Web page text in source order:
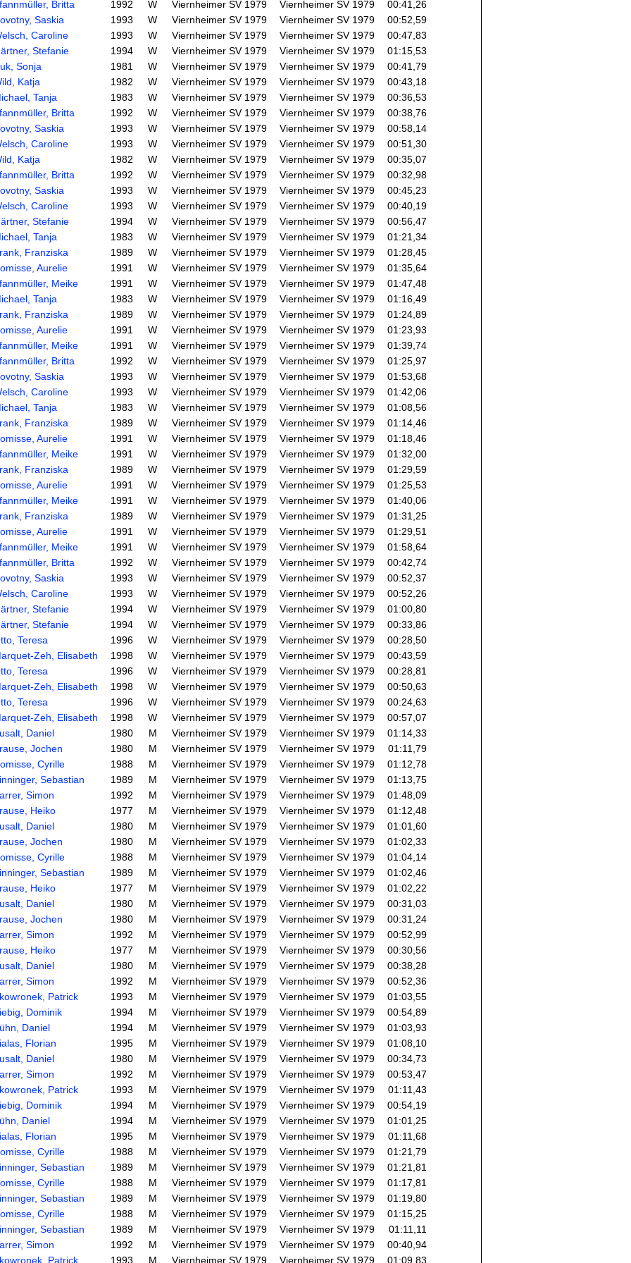
Britta 1992 W Viernheimer SV 1979 Viernheimer SV 1979
00:41,26
Saskia
1993 W Viernheimer SV 1979 Viernheimer SV 1979
00:52,59
Caroline
1993 W Viernheimer SV 1979 Viernheimer SV 1979
00:47,83
Stefanie
1994 W Viernheimer SV 1979 Viernheimer SV 1979
01:15,53
Sonja
1981 W Viernheimer SV 1979 Viernheimer SV 1979
00:41,79
Katja
1982 W Viernheimer SV 1979 Viernheimer SV 1979
00:43,18
Tanja
1983 W Viernheimer SV 1979 Viernheimer SV 1979
00:36,53
Britta
1992 W Viernheimer SV 1979 Viernheimer SV 1979
00:38,76
Saskia
1993 W Viernheimer SV 1979 Viernheimer SV 1979
00:58,14
Caroline
1993 W Viernheimer SV 1979 Viernheimer SV 1979
00:51,30
Katja
1982 W Viernheimer SV 1979 Viernheimer SV 1979
00:35,07
Britta
1992 W Viernheimer SV 1979 Viernheimer SV 1979
00:32,98
Saskia
1993 W Viernheimer SV 1979 Viernheimer SV 1979
00:45,23
Caroline
1993 W Viernheimer SV 1979 Viernheimer SV 1979
00:40,19
Stefanie
1994 W Viernheimer SV 1979 Viernheimer SV 1979
00:56,47
Tanja
1983 W Viernheimer SV 1979 Viernheimer SV 1979
01:21,34
Franziska
1989 W Viernheimer SV 1979 Viernheimer SV 1979
01:28,45
Aurelie
1991 W Viernheimer SV 1979 Viernheimer SV 1979
01:35,64
Meike
1991 W Viernheimer SV 1979 Viernheimer SV 1979
01:47,48
Tanja
1983 W Viernheimer SV 1979 Viernheimer SV 1979
01:16,49
Franziska
1989 W Viernheimer SV 1979 Viernheimer SV 1979
01:24,89
Aurelie
1991 W Viernheimer SV 1979 Viernheimer SV 1979
01:23,93
Meike
1991 W Viernheimer SV 1979 Viernheimer SV 1979
01:39,74
Britta
1992 W Viernheimer SV 1979 Viernheimer SV 1979
01:25,97
Saskia
1993 W Viernheimer SV 1979 Viernheimer SV 1979
01:53,68
Caroline
1993 W Viernheimer SV 1979 Viernheimer SV 1979
01:42,06
Tanja
1983 W Viernheimer SV 1979 Viernheimer SV 1979
01:08,56
Franziska
1989 W Viernheimer SV 1979 Viernheimer SV 1979
01:14,46
Aurelie
1991 W Viernheimer SV 1979 Viernheimer SV 1979
01:18,46
Meike
1991 W Viernheimer SV 1979 Viernheimer SV 1979
01:32,00
Franziska
1989 W Viernheimer SV 1979 Viernheimer SV 1979
01:29,59
Aurelie
1991 W Viernheimer SV 1979 Viernheimer SV 1979
01:25,53
Meike
1991 W Viernheimer SV 1979 Viernheimer SV 1979
01:40,06
Franziska
1989 W Viernheimer SV 1979 Viernheimer SV 1979
01:31,25
Aurelie
1991 W Viernheimer SV 1979 Viernheimer SV 1979
01:29,51
Meike
1991 W Viernheimer SV 1979 Viernheimer SV 1979
01:58,64
Britta
1992 W Viernheimer SV 1979 Viernheimer SV 1979
00:42,74
Saskia
1993 W Viernheimer SV 1979 Viernheimer SV 1979
00:52,37
Caroline
1993 W Viernheimer SV 1979 Viernheimer SV 1979
00:52,26
Stefanie
1994 W Viernheimer SV 1979 Viernheimer SV 1979
01:00,80
Stefanie
1994 W Viernheimer SV 1979 Viernheimer SV 1979
00:33,86
Teresa
1996 W Viernheimer SV 1979 Viernheimer SV 1979
00:28,50
Zeh, Elisabeth
1998 W Viernheimer SV 1979 Viernheimer SV 1979
00:43,59
Teresa
1996 W Viernheimer SV 1979 Viernheimer SV 1979
00:28,81
Zeh, Elisabeth
1998 W Viernheimer SV 1979 Viernheimer SV 1979
00:50,63
Teresa
1996 W Viernheimer SV 1979 Viernheimer SV 1979
00:24,63
Zeh, Elisabeth
1998 W Viernheimer SV 1979 Viernheimer SV 1979
00:57,07
Daniel
1980 M Viernheimer SV 1979 Viernheimer SV 1979
01:14,33
Jochen
1980 M Viernheimer SV 1979 Viernheimer SV 1979
01:11,79
Cyrille
1988 M Viernheimer SV 1979 Viernheimer SV 1979
01:12,78
Sebastian
1989 M Viernheimer SV 1979 Viernheimer SV 1979
01:13,75
Simon
1992 M Viernheimer SV 1979 Viernheimer SV 1979
01:48,09
Heiko
1977 M Viernheimer SV 1979 Viernheimer SV 1979
01:12,48
Daniel
1980 M Viernheimer SV 1979 Viernheimer SV 1979
01:01,60
Jochen
1980 M Viernheimer SV 1979 Viernheimer SV 1979
01:02,33
Cyrille
1988 M Viernheimer SV 1979 Viernheimer SV 1979
01:04,14
Sebastian
1989 M Viernheimer SV 1979 Viernheimer SV 1979
01:02,46
Heiko
1977 M Viernheimer SV 1979 Viernheimer SV 1979
01:02,22
Daniel
1980 M Viernheimer SV 1979 Viernheimer SV 1979
00:31,03
Jochen
1980 M Viernheimer SV 1979 Viernheimer SV 1979
00:31,24
Simon
1992 M Viernheimer SV 1979 Viernheimer SV 1979
00:52,99
Heiko
1977 M Viernheimer SV 1979 Viernheimer SV 1979
00:30,56
Daniel
1980 M Viernheimer SV 1979 Viernheimer SV 1979
00:38,28
Simon
1992 M Viernheimer SV 1979 Viernheimer SV 1979
00:52,36
Patrick
1993 M Viernheimer SV 1979 Viernheimer SV 1979
01:03,55
Dominik
1994 M Viernheimer SV 1979 Viernheimer SV 1979
00:54,89
Daniel
1994 M Viernheimer SV 1979 Viernheimer SV 1979
01:03,93
Florian
1995 M Viernheimer SV 1979 Viernheimer SV 1979
01:08,10
Daniel
1980 M Viernheimer SV 1979 Viernheimer SV 1979
00:34,73
Simon
1992 M Viernheimer SV 1979 Viernheimer SV 1979
00:53,47
Patrick
1993 M Viernheimer SV 1979 Viernheimer SV 1979
01:11,43
Dominik
1994 M Viernheimer SV 1979 Viernheimer SV 1979
00:54,19
Daniel
1994 M Viernheimer SV 1979 Viernheimer SV 1979
01:01,25
Florian
1995 M Viernheimer SV 1979 Viernheimer SV 1979
01:11,68
Cyrille
1988 M Viernheimer SV 1979 Viernheimer SV 1979
01:21,79
Sebastian
1989 M Viernheimer SV 1979 Viernheimer SV 1979
01:21,81
Cyrille
1988 M Viernheimer SV 1979 Viernheimer SV 1979
01:17,81
Sebastian
1989 M Viernheimer SV 1979 Viernheimer SV 1979
01:19,80
Cyrille
1988 M Viernheimer SV 1979 Viernheimer SV 1979
01:15,25
Sebastian
1989 M Viernheimer SV 1979 Viernheimer SV 1979
01:11,11
Simon
1992 M Viernheimer SV 1979 Viernheimer SV 1979
00:40,94
Patrick
1993 M Viernheimer SV 1979 Viernheimer SV 1979 01:09,83